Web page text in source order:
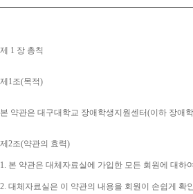
제 1 장 총칙
제 1조(목적)
본 약관은 대구대학교 장애학생지원센터(이하 장애
제 2조(약관의 효력)
1. 본 약관은 대체자료실에 가입한 모든 회원에 대하
2. 대체자료실은 이 약관의 내용을 회원이 손쉽게 확